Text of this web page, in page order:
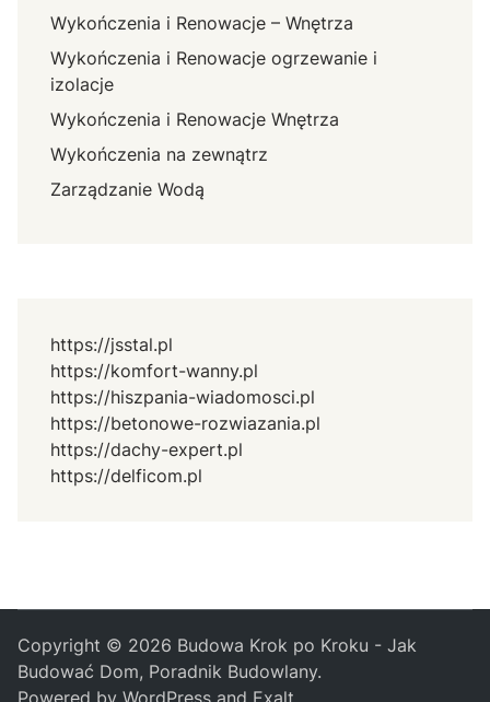
Wykończenia i Renowacje – Wnętrza
Wykończenia i Renowacje ogrzewanie i
izolacje
Wykończenia i Renowacje Wnętrza
Wykończenia na zewnątrz
Zarządzanie Wodą
https://jsstal.pl
https://komfort-wanny.pl
https://hiszpania-wiadomosci.pl
https://betonowe-rozwiazania.pl
https://dachy-expert.pl
https://delficom.pl
Copyright © 2026 Budowa Krok po Kroku - Jak
Budować Dom, Poradnik Budowlany.
Powered byWordPress and Exalt